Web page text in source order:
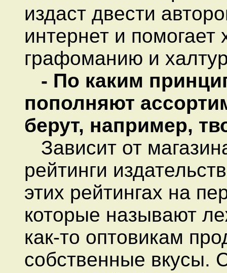
издаст двести
интернет и помогает
графоманию и
- По каким
пополняют
берут, например,
Зависит от
рейтинги
этих рейтингах на
которые называют
как-то оптовикам
собственные вкусы.